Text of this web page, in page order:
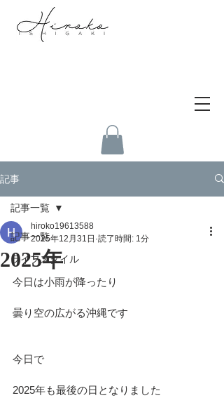
記事
記事一覧
ライフスタイル
記事一覧
2025年
hiroko19613588
2025年12月31日 読了時間: 1分
今日は小雨が降ったり
曇り空の広がる沖縄です
今日で
2025年も最後の日となりました